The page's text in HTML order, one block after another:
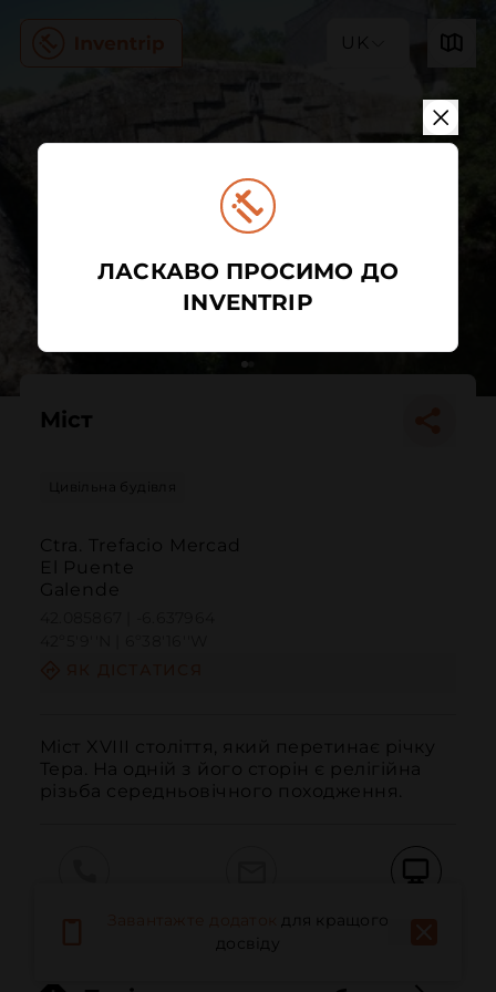
UK
Міст
Цивільна будівля
Ctra. Trefacio Mercad
El Puente
Galende
Міст XVIII століття, який перетинає річку
Тера. На одній з його сторін є релігійна
різьба середньовічного походження.
Електронна поштадля кращого
досвіду
ЛАСКАВО ПРОСИМО ДО
INVENTRIP